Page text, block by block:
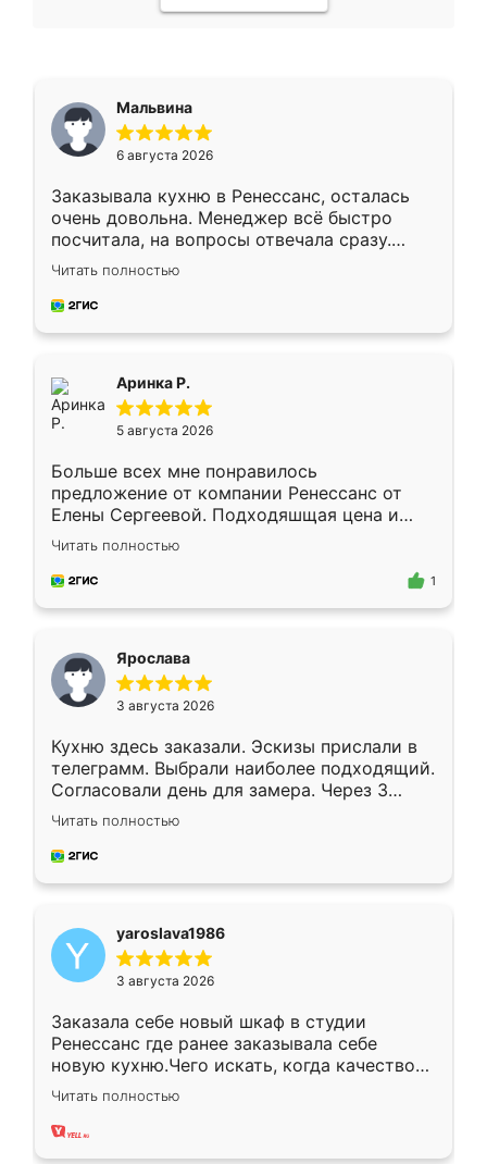
Мальвина
6 августа 2026
Заказывала кухню в Ренессанс, осталась
очень довольна. Менеджер всё быстро
посчитала, на вопросы отвечала сразу.
Замерщик приехал в субботу, подошёл к
делу со всей ответственностью. Собрали
за день, ребята работали аккуратно, даже
Читать полностью
Аринка Р.
5 августа 2026
Больше всех мне понравилось
предложение от компании Ренессанс от
Елены Сергеевой. Подходяшщая цена и
короткие сроки изготовления. Приехавший
для замера сотрудник Владислав
предложил по моему эскизу самый
Читать полностью
1
Ярослава
3 августа 2026
Кухню здесь заказали. Эскизы прислали в
телеграмм. Выбрали наиболее подходящий.
Согласовали день для замера. Через 3
недели кухня была уже готова. Остались
довольны работой. Спасибо Ренессанс
мебель за качественную работу!
Читать полностью
yaroslava1986
3 августа 2026
Заказала себе новый шкаф в студии
Ренессанс где ранее заказывала себе
новую кухню.Чего искать, когда качеством
вполне довольна. Служит кухня уже почти
два года, нареканий нет.
Читать полностью